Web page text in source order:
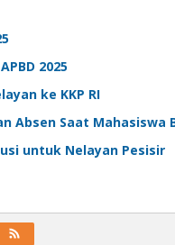
2025
ke KKP RI
Absen Saat Mahasiswa
untuk Nelayan Pesisir